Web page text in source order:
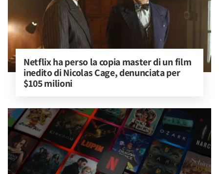
Netflix ha perso la copia master di un film
inedito di Nicolas Cage, denunciata per
$105 milioni